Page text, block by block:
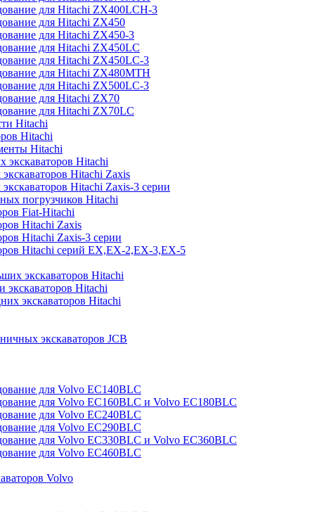
для Hitachi ZX400LCH-3
для Hitachi ZX450
для Hitachi ZX450-3
для Hitachi ZX450LC
для Hitachi ZX450LC-3
для Hitachi ZX480MTH
для Hitachi ZX500LC-3
для Hitachi ZX70
для Hitachi ZX70LC
Hitachi
Hitachi
Hitachi
экскаваторов Hitachi
Hitachi Zaxis
Hitachi Zaxis-3 серии
погрузчиков Hitachi
Fiat-Hitachi
Hitachi Zaxis
Hitachi Zaxis-3 серии
Hitachi серий EX,EX-2,EX-3,EX-5
экскаваторов Hitachi
экскаваторов Hitachi
экскаваторов Hitachi
экскаваторов JCB
для Volvo EC140BLC
для Volvo EC160BLC и Volvo EC180BLC
для Volvo EC240BLC
для Volvo EC290BLC
для Volvo EC330BLC и Volvo EC360BLC
для Volvo EC460BLC
Volvo